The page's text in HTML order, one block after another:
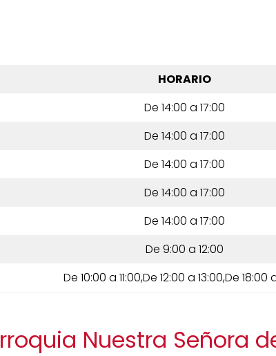
HORARIO
De 14:00 a 17:00
De 14:00 a 17:00
De 14:00 a 17:00
De 14:00 a 17:00
De 14:00 a 17:00
De 9:00 a 12:00
De 10:00 a 11:00,De 12:00 a 13:00,De 18:00
Nuestra Señora